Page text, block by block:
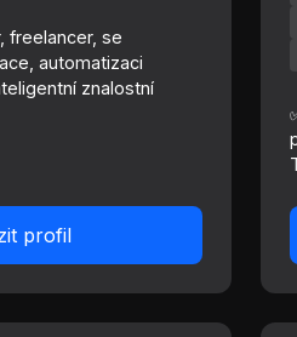
freelancer, se
automatizaci
znalostní
profil